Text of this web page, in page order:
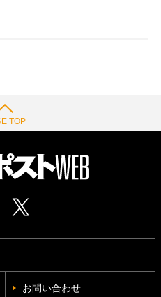
TOP
お問い合わせ